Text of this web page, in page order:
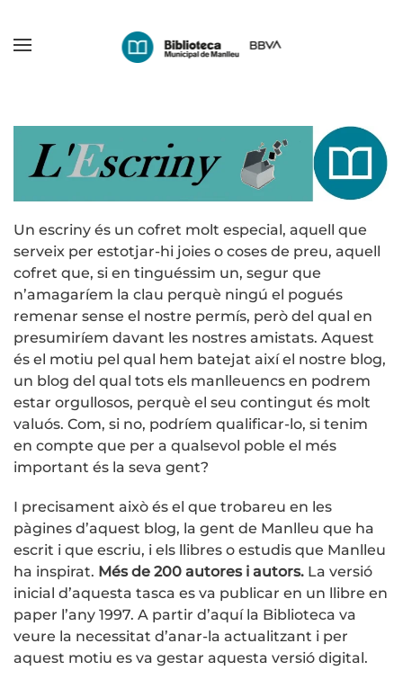
Un escriny és un cofret molt especial, aquell que
serveix per estotjar-hi joies o coses de preu, aquell
cofret que, si en tinguéssim un, segur que
n’amagaríem la clau perquè ningú el pogués
remenar sense el nostre permís, però del qual en
presumiríem davant les nostres amistats. Aquest
és el motiu pel qual hem batejat així el nostre blog,
un blog del qual tots els manlleuencs en podrem
estar orgullosos, perquè el seu contingut és molt
valuós. Com, si no, podríem qualificar-lo, si tenim
en compte que per a qualsevol poble el més
important és la seva gent?
I precisament això és el que trobareu en les
pàgines d’aquest blog, la gent de Manlleu que ha
escrit i que escriu, i els llibres o estudis que Manlleu
ha inspirat. Més de 200 autores i autors. La versió
inicial d’aquesta tasca es va publicar en un llibre en
paper l’any 1997. A partir d’aquí la Biblioteca va
veure la necessitat d’anar-la actualitzant i per
aquest motiu es va gestar aquesta versió digital.